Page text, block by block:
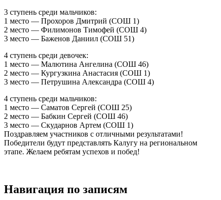
3 ступень среди мальчиков:
1 место — Прохоров Дмитрий (СОШ 1)
2 место — Филимонов Тимофей (СОШ 4)
3 место — Баженов Даниил (СОШ 51)
4 ступень среди девочек:
1 место — Малютина Ангелина (СОШ 46)
2 место — Кургузкина Анастасия (СОШ 1)
3 место — Петрушина Александра (СОШ 4)
4 ступень среди мальчиков:
1 место — Саматов Сергей (СОШ 25)
2 место — Бабкин Сергей (СОШ 46)
3 место — Скударнов Артем (СОШ 1)
Поздравляем участников с отличными результатами!
Победители будут представлять Калугу на региональном
этапе. Желаем ребятам успехов и побед!
Навигация по записям